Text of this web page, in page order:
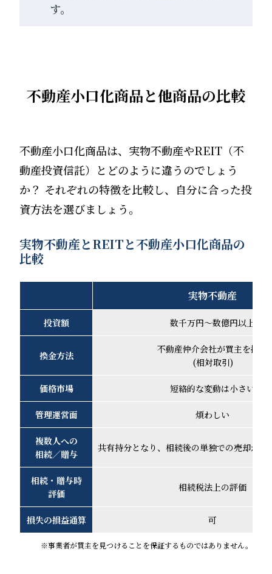
す。
不動産小口化商品と他商品の比較
不動産小口化商品は、実物不動産やREIT（不
動産投資信託）とどのように違うのでしょう
か？ それぞれの特徴を比較し、自分に合った投
資方法を選びましょう。
実物不動産とREITと不動産小口化商品の
比較
実物不動産
投資額 数千万円～数億円以上
換金方法
不動産仲介会社が買主を探索
(相対取引)
価格市場 短絡的な変動は小さい
管理運営面 煩わしい
複数人への
相続／贈与
共有持分となり、相続後の単独での売却が困
相続・贈与時
評価
相続税法上の評価
損失の損益通算 可
※事業者が買主を見つけることを保証するものではありません。